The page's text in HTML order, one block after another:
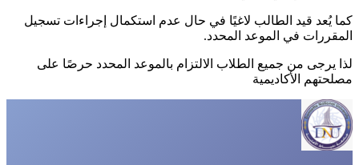
كما يُعد قيد الطالب لاغيًا في حال عدم استكمال إجراءات تسجيل
المقررات في الموعد المحدد.
لذا يرجى من جميع الطلاب الالتزام بالموعد المحدد حرصًا على
مصلحتهم الأكاديمية